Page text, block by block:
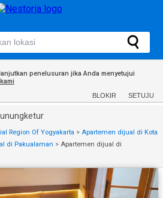
penelusuran jika Anda menyetujui
BLOKIR SETUJU
Region Of Yogyakarta > Apartemen dijual di Kota
di Pakualaman > Apartemen dijual di